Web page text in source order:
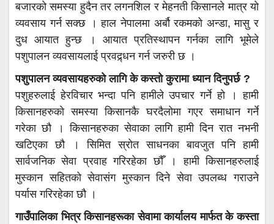
बजारको समस्या हुदैन तर लगनशिल र मेहनती किसानले मात्र यो
व्यवसाय गर्न सक्छ । हाल नेपालमा अर्बौ रकमको अन्डा, मासु र
दुध आयात हुन्छ । आयात प्रतिस्थापन गर्नका लागि भूमेले
पशुपालन व्यवसायलाई प्रवद्र्धन गर्न जरुरी छ ।
पशुपालन व्यवसायहरुको लागि के कस्तो कुरामा ध्यान दिनुपर्छ ?
पशुहरुलाई हेरविचार भन्दा पनि हामीले उपचार गर्ने हो । हामी
किसानहरुको समस्या किसानकै घरदैलोमा गएर समाधान गर्ने
गरेका छौ । किसानहरुका सेवाका लागि हामी दिन रात नभनी
खटिएका छौ । सिमित स्रोत साधनका बावजुत पनि हामी
सार्वजनिक सेवा प्रवाह गरिरहेका छौँ । हामी किसानहरुलाई
मुस्कान सहितको सेवासंग मुस्कान दिने सेवा उपलब्ध गराउने
पर्यास गरिरहेका छौ ।
गाउँपालिका भित्र किसानहरूका सेवामा कार्यालय मार्फत के कस्ता